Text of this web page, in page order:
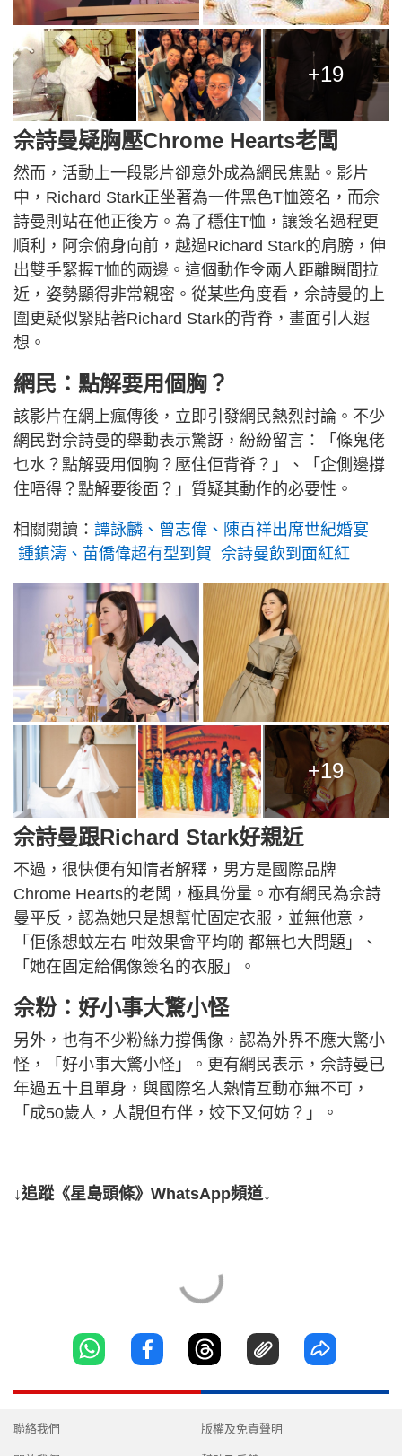
+19
佘詩曼疑胸壓Chrome Hearts老闆
然而，活動上一段影片卻意外成為網民焦點。影片
中，Richard Stark正坐著為一件黑色T恤簽名，而佘
詩曼則站在他正後方。為了穩住T恤，讓簽名過程更
順利，阿佘俯身向前，越過Richard Stark的肩膀，伸
出雙手緊握T恤的兩邊。這個動作令兩人距離瞬間拉
近，姿勢顯得非常親密。從某些角度看，佘詩曼的上
圍更疑似緊貼著Richard Stark的背脊，畫面引人遐
想。
網民：點解要用個胸？
該影片在網上瘋傳後，立即引發網民熱烈討論。不少
網民對佘詩曼的舉動表示驚訝，紛紛留言：「條鬼佬
乜水？點解要用個胸？壓住佢背脊？」、「企側邊撐
住唔得？點解要後面？」質疑其動作的必要性。
相關閱讀： 譚詠麟、曾志偉、陳百祥出席世紀婚宴
鍾鎮濤、苗僑偉超有型到賀 佘詩曼飲到面紅紅
+19
佘詩曼跟Richard Stark好親近
不過，很快便有知情者解釋，男方是國際品牌
Chrome Hearts的老闆，極具份量。亦有網民為佘詩
曼平反，認為她只是想幫忙固定衣服，並無他意，
「佢係想蚊左右 咁效果會平均啲 都無乜大問題」、
「她在固定給偶像簽名的衣服」。
佘粉：好小事大驚小怪
另外，也有不少粉絲力撐偶像，認為外界不應大驚小
怪，「好小事大驚小怪」。更有網民表示，佘詩曼已
年過五十且單身，與國際名人熱情互動亦無不可，
「成50歲人，人靚但冇伴，姣下又何妨？」。
↓追蹤《星島頭條》WhatsApp頻道↓
聯絡我們 版權及免責聲明